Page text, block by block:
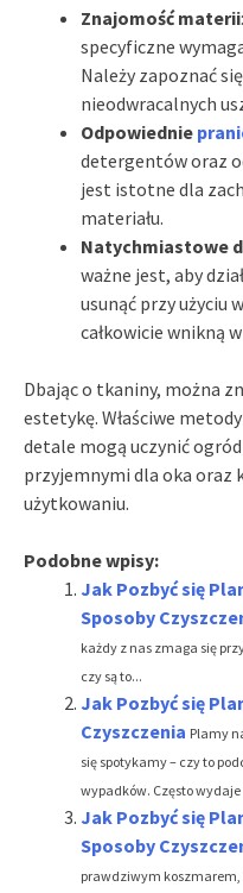
Znajomość materii
specyficzne
Należy zapoznać
nieodwracalnych
Odpowiednie
detergentów oraz
jest istotne dla
materiału.
Natychmiastowe
ważne jest, aby
usunąć przy użyciu
całkowicie wnikną
Dbając o tkaniny, można
estetykę. Właściwe
detale mogą uczynić
przyjemnymi dla oka
użytkowaniu.
Podobne wpisy:
Jak Pozbyć się
Sposoby
każdy z nas zmaga się
czy są to...
Jak Pozbyć się
Czyszczenia Plamy
się spotykamy – czy to
wypadków. Często wydaje
Jak Pozbyć się
Sposoby
prawdziwym koszmarem,